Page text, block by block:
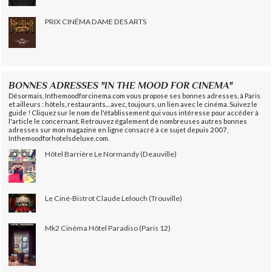
PRIX CINÉMA DAME DES ARTS
BONNES ADRESSES "IN THE MOOD FOR CINEMA"
Désormais, Inthemoodforcinema.com vous propose ses bonnes adresses, à Paris
et ailleurs : hôtels, restaurants... avec, toujours, un lien avec le cinéma. Suivez le
guide ! Cliquez sur le nom de l'établissement qui vous intéresse pour accéder à
l'article le concernant. Retrouvez également de nombreuses autres bonnes
adresses sur mon magazine en ligne consacré à ce sujet depuis 2007,
Inthemoodforhotelsdeluxe.com.
Hôtel Barrière Le Normandy (Deauville)
Le Ciné-Bistrot Claude Lelouch (Trouville)
Mk2 Cinéma Hôtel Paradiso (Paris 12)